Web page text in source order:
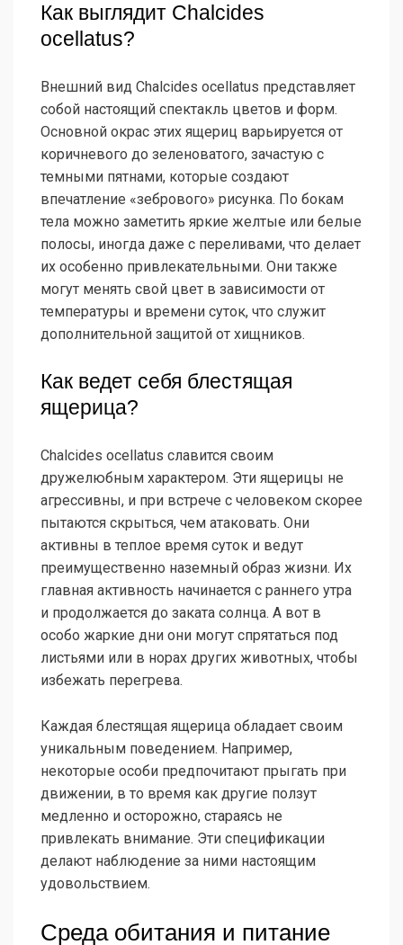
Как выглядит Chalcides
ocellatus?
Внешний вид Chalcides ocellatus представляет
собой настоящий спектакль цветов и форм.
Основной окрас этих ящериц варьируется от
коричневого до зеленоватого, зачастую с
темными пятнами, которые создают
впечатление «зебрового» рисунка. По бокам
тела можно заметить яркие желтые или белые
полосы, иногда даже с переливами, что делает
их особенно привлекательными. Они также
могут менять свой цвет в зависимости от
температуры и времени суток, что служит
дополнительной защитой от хищников.
Как ведет себя блестящая
ящерица?
Chalcides ocellatus славится своим
дружелюбным характером. Эти ящерицы не
агрессивны, и при встрече с человеком скорее
пытаются скрыться, чем атаковать. Они
активны в теплое время суток и ведут
преимущественно наземный образ жизни. Их
главная активность начинается с раннего утра
и продолжается до заката солнца. А вот в
особо жаркие дни они могут спрятаться под
листьями или в норах других животных, чтобы
избежать перегрева.
Каждая блестящая ящерица обладает своим
уникальным поведением. Например,
некоторые особи предпочитают прыгать при
движении, в то время как другие ползут
медленно и осторожно, стараясь не
привлекать внимание. Эти спецификации
делают наблюдение за ними настоящим
удовольствием.
Среда обитания и питание